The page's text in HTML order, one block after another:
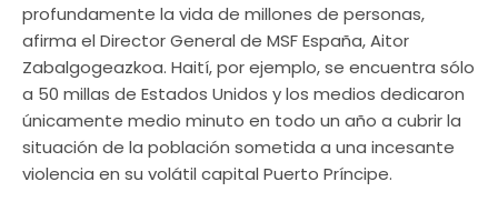
profundamente la vida de millones de personas,
afirma el Director General de MSF España, Aitor
Zabalgogeazkoa. Haití, por ejemplo, se encuentra sólo
a 50 millas de Estados Unidos y los medios dedicaron
únicamente medio minuto en todo un año a cubrir la
situación de la población sometida a una incesante
violencia en su volátil capital Puerto Príncipe.